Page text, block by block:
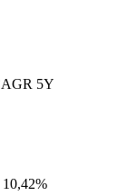
5Y
10,42%